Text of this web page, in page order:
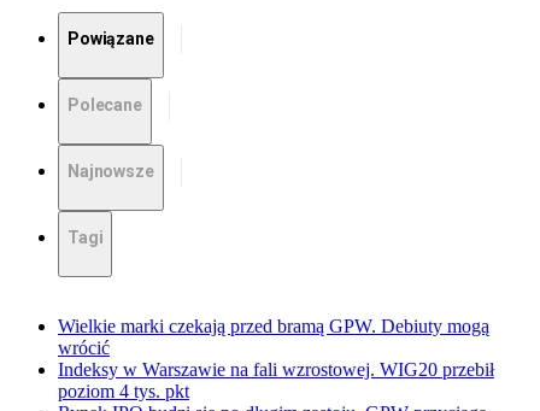
Powiązane
Polecane
Najnowsze
Tagi
Wielkie marki czekają przed bramą GPW. Debiuty mogą
wrócić
Indeksy w Warszawie na fali wzrostowej. WIG20 przebił
poziom 4 tys. pkt